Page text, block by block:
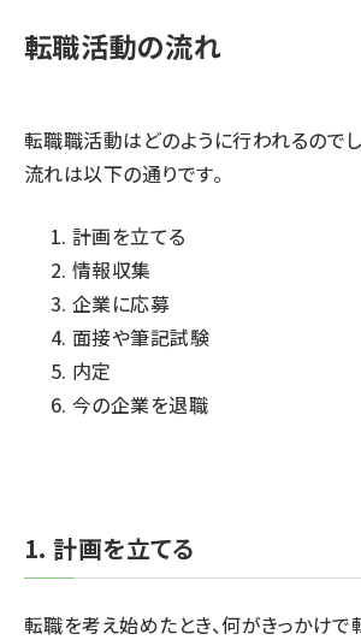
転職活動の流れ
転職職活動はどのように行われるのでし
流れは以下の通りです。
計画を立てる
情報収集
企業に応募
面接や筆記試験
内定
今の企業を退職
1. 計画を立てる
転職を考え始めたとき、何がきっかけ